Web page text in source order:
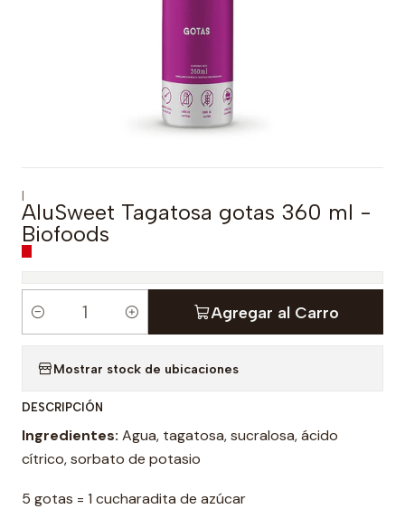
|
AluSweet Tagatosa gotas 360 ml -
Biofoods
d
a
Agregar al Carro
Mostrar stock de ubicaciones
DESCRIPCIÓN
Ingredientes: Agua, tagatosa, sucralosa, ácido
cítrico, sorbato de potasio
5 gotas = 1 cucharadita de azúcar